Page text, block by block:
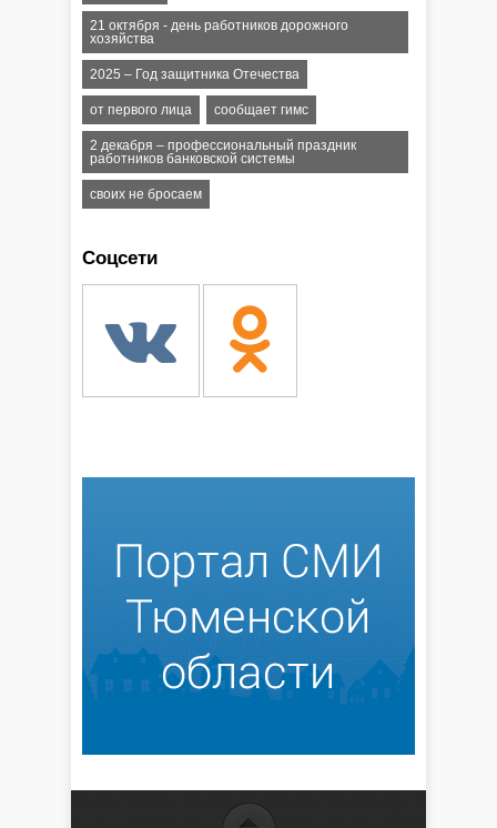
21 октября - день работников дорожного
хозяйства
2025 – Год защитника Отечества
от первого лица сообщает гимс
2 декабря – профессиональный праздник
работников банковской системы
своих не бросаем
Соцсети